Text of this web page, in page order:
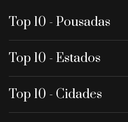
Top 10 - Pousadas
Top 10 - Estados
Top 10 - Cidades